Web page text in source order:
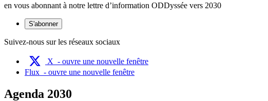
en vous abonnant à notre lettre d’information ODDyssée vers 2030
S'abonner
Suivez-nous sur les réseaux sociaux
X - ouvre une nouvelle fenêtre
Flux - ouvre une nouvelle fenêtre
Agenda 2030